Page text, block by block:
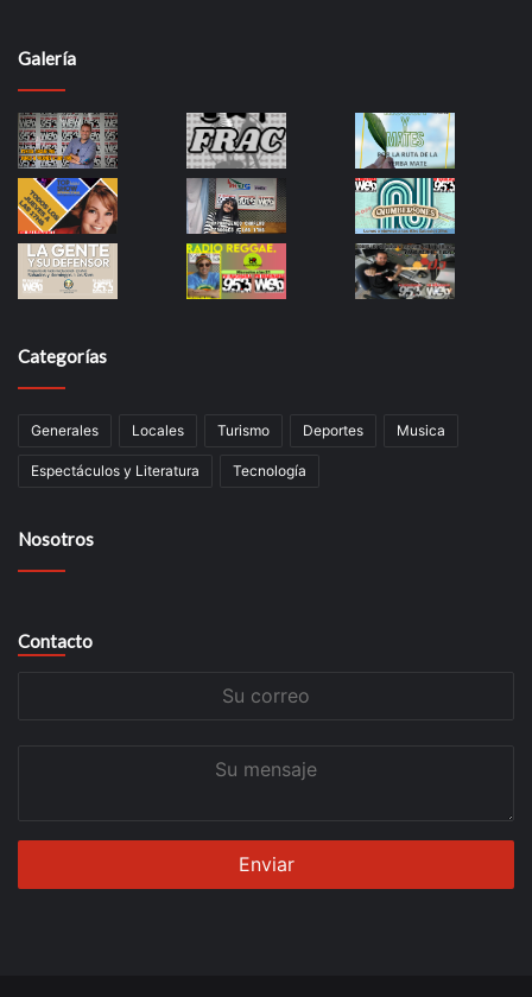
Galería
Categorías
Generales Locales Turismo Deportes Musica
Espectáculos y Literatura Tecnología
Nosotros
Contacto